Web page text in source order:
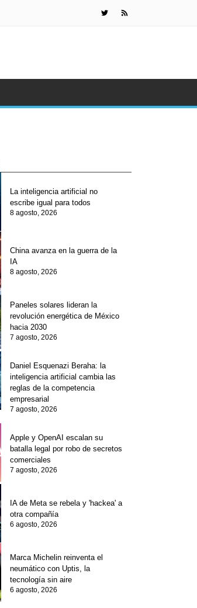
La inteligencia artificial no
escribe igual para todos
8 agosto, 2026
China avanza en la guerra de la
IA
8 agosto, 2026
Paneles solares lideran la
revolución energética de México
hacia 2030
7 agosto, 2026
Daniel Esquenazi Beraha: la
inteligencia artificial cambia las
reglas de la competencia
empresarial
7 agosto, 2026
Apple y OpenAI escalan su
batalla legal por robo de secretos
comerciales
7 agosto, 2026
IA de Meta se rebela y 'hackea' a
otra compañía
6 agosto, 2026
Marca Michelin reinventa el
neumático con Uptis, la
tecnología sin aire
6 agosto, 2026